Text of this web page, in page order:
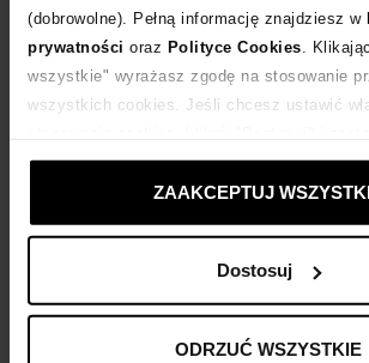
(dobrowolne). Pełną informację znajdziesz w
prywatności oraz Polityce Cookies .
wszystkie" wyrażasz zgodę na stosowanie
wszystkich cookies. Jeśli chcesz ustawić
ustawienia prywatności.
ZAAKCEPTUJ
Dostosuj
ODRZUĆ WSZYSTKIE
14 dni na zwrot towaru
+140 punktówzyskujesz w Klubie Korzyści
Kup teraz, Zapłać później!
Opis produktu